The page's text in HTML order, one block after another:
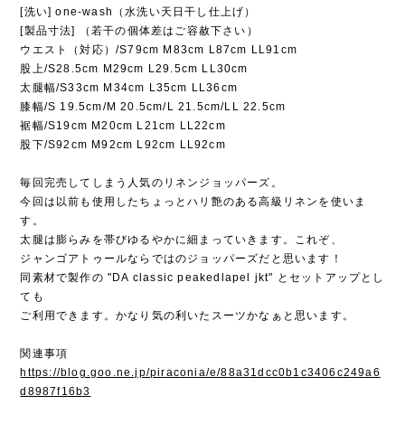
[洗い] one-wash（水洗い天日干し仕上げ）
[製品寸法] （若干の個体差はご容赦下さい）
ウエスト（対応）/S79cm M83cm L87cm LL91cm
股上/S28.5cm M29cm L29.5cm LL30cm
太腿幅/S33cm M34cm L35cm LL36cm
膝幅/S 19.5cm/M 20.5cm/L 21.5cm/LL 22.5cm
裾幅/S19cm M20cm L21cm LL22cm
股下/S92cm M92cm L92cm LL92cm
毎回完売してしまう人気のリネンジョッパーズ。
今回は以前も使用したちょっとハリ艶のある高級リネンを使いま
す。
太腿は膨らみを帯びゆるやかに細まっていきます。これぞ、
ジャンゴアトゥールならではのジョッパーズだと思います！
同素材で製作の "DA classic peakedlapel jkt" とセットアップとし
ても
ご利用できます。かなり気の利いたスーツかなぁと思います。
関連事項
https://blog.goo.ne.jp/piraconia/e/88a31dcc0b1c3406c249a6
d8987f16b3